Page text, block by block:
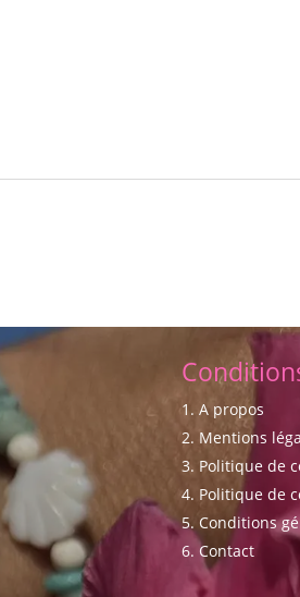
A propos
Mentions
Politique de
Politique de
Conditions
Contact